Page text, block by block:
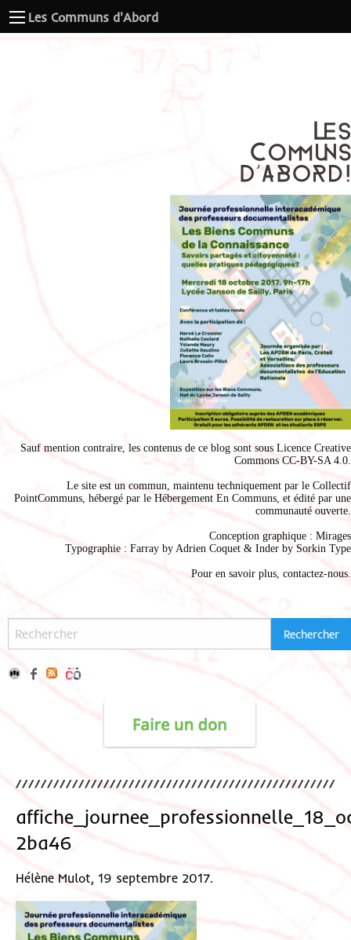
Les Communs d'Abord
Sauf mention contraire, les contenus de ce blog sont sous Licence Creative
Commons CC-BY-SA 4.0.
Le site est un commun, maintenu techniquement par le Collectif
PointCommuns, hébergé par le Hébergement En Communs, et édité par une
communauté ouverte.
Conception graphique : Mirages
Typographie : Farray by Adrien Coquet & Inder by Sorkin Type
Pour en savoir plus, contactez-nous.
2ba46
Hélène Mulot, 19 septembre 2017.